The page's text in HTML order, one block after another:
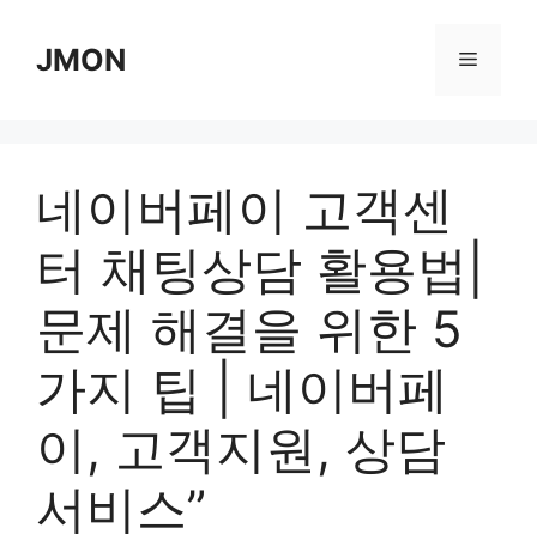
contentJMON Menu
네이버페이 고객센
터 채팅상담 활용법|
문제 해결을 위한 5
가지 팁 | 네이버페
이, 고객지원, 상담
서비스”